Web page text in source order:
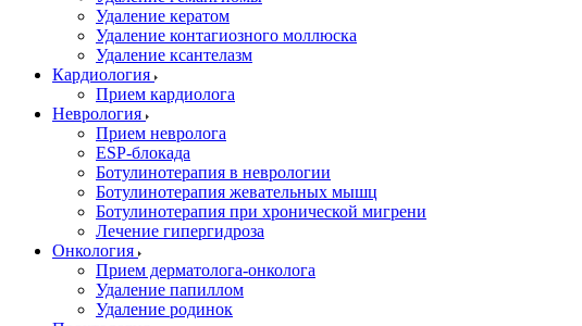
Удаление кератом
Удаление контагиозного моллюска
Удаление ксантелазм
Кардиология
Прием кардиолога
Неврология
Прием невролога
ESP-блокада
Ботулинотерапия в неврологии
Ботулинотерапия жевательных мышц
Ботулинотерапия при хронической мигрени
Лечение гипергидроза
Онкология
Прием дерматолога-онколога
Удаление папиллом
Удаление родинок